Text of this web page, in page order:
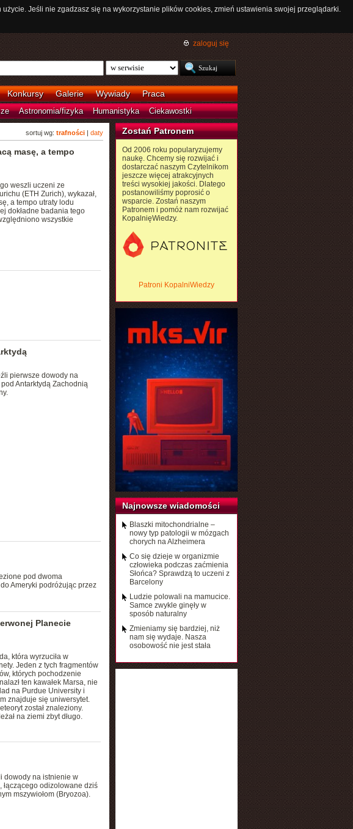
Jeśli nie zgadzasz się na wykorzystanie plików cookies, zmień ustawienia swojej przeglądarki.
zaloguj się
Konkursy Galerie Wywiady Praca
Astronomia/fizyka Humanistyka Ciekawostki
sortuj wg: trafności| daty
masę, a tempo
weszli uczeni ze
(ETH Zurich), wykazał,
a tempo utraty lodu
dokładne badania tego
wszystkie
pierwsze dowody na
Antarktydą Zachodnią
pod dwoma
Ameryki podróżując przez
Planecie
która wyrzuciła w
Jeden z tych fragmentów
których pochodzenie
ten kawałek Marsa, nie
na Purdue University i
znajduje się uniwersytet.
został znaleziony.
na ziemi zbyt długo.
dowody na istnienie w
łączącego odizolowane dziś
mszywiołom (Bryozoa).
Zostań Patronem
Od 2006 roku popularyzujemy
naukę. Chcemy się rozwijać i
dostarczać naszym Czytelnikom
jeszcze więcej atrakcyjnych
treści wysokiej jakości. Dlatego
postanowiliśmy poprosić o
wsparcie. Zostań naszym
Patronem i pomóż nam rozwijać
KopalnięWiedzy.
Patroni KopalniWiedzy
Najnowsze wiadomości
Blaszki mitochondrialne –
nowy typ patologii w mózgach
chorych na Alzheimera
Co się dzieje w organizmie
człowieka podczas zaćmienia
Słońca? Sprawdzą to uczeni z
Barcelony
Ludzie polowali na mamucice.
Samce zwykle ginęły w
sposób naturalny
Zmieniamy się bardziej, niż
nam się wydaje. Nasza
osobowość nie jest stała